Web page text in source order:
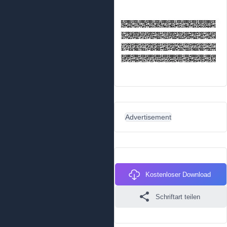
Advertisement
Kostenloser Download
Schriftart teilen